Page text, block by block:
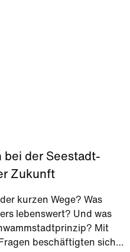
der Seestadt-
Zukunft
kurzen Wege? Was
lebenswert? Und was
Mit
beschäftigten sich